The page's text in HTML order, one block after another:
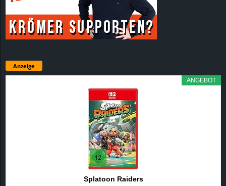
Anzeige
ANGEBOT
Splatoon Raiders